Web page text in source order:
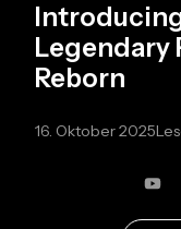
Legendary
Reborn
16. Oktober 2025